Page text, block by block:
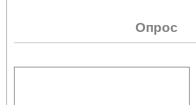
Опрос